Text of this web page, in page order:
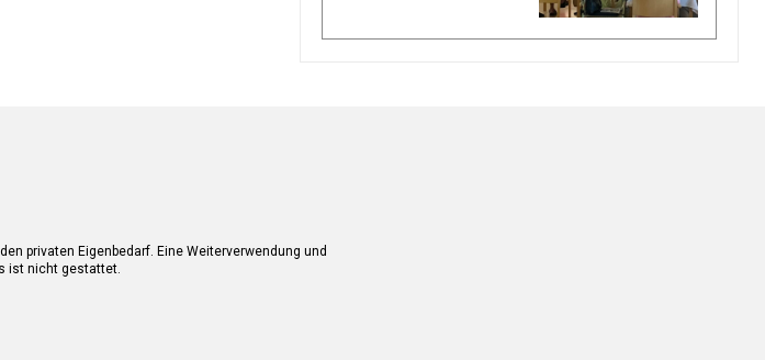
privaten Eigenbedarf. Eine Weiterverwendung und
ist nicht gestattet.